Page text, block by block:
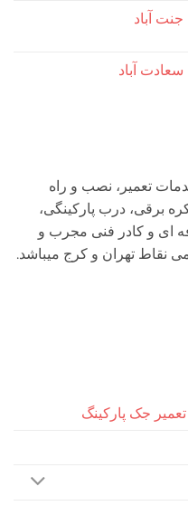
نصب و راه
درب پارکینگی،
فنی مجرب و
و کرج میباشد.
پارکینگ